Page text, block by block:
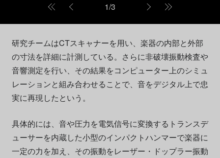
1/3
研究チームはCTスキャナーを用い、楽器の内部と外部
の寸法を詳細に計測している。さらに非破壊振動検査や
音響測定を行い、その結果をコンピューター上のシミュ
レーションと組み合わせることで、音をデジタル上で忠
実に再現したという。
具体的には、音や圧力を電気信号に変換するトランスデ
ューサーを内蔵した小型のインパクトハンマーで楽器に
一定の力を加え、その振動をレーザー・ドップラー振動